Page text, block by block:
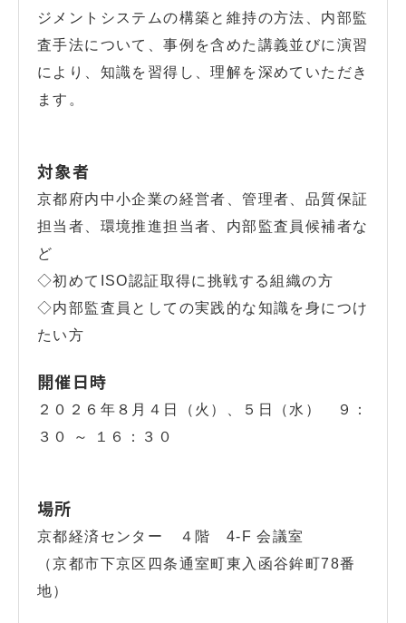
ジメントシステムの構築と維持の方法、内部監
査手法について、事例を含めた講義並びに演習
により、知識を習得し、理解を深めていただき
ます。
対象者
京都府内中小企業の経営者、管理者、品質保証
担当者、環境推進担当者、内部監査員候補者な
ど
◇初めてISO認証取得に挑戦する組織の方
◇内部監査員としての実践的な知識を身につけ
たい方
開催日時
２０２６年８月４日（火）、５日（水） ９：
３０ ～ １６：３０
場所
京都経済センター ４階 4-F 会議室
（京都市下京区四条通室町東入函谷鉾町78番
地）